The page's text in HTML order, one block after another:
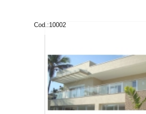
Cod.:10002